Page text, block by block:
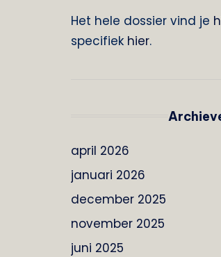
Het hele dossier vind je
specifiek hier.
april 2026
januari 2026
december 2025
november 2025
juni 2025